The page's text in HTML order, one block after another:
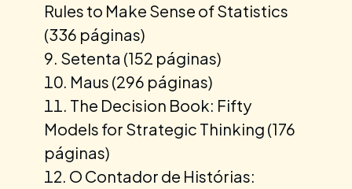
Rules to Make Sense of Statistics
(336 páginas)
Setenta (152 páginas)
Maus (296 páginas)
The Decision Book: Fifty
Models for Strategic Thinking (176
páginas)
O Contador de Histórias: